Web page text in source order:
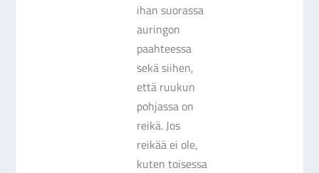
ihan suorassa
auringon
paahteessa
sekä siihen,
että ruukun
pohjassa on
reikä. Jos
reikää ei ole,
kuten toisessa